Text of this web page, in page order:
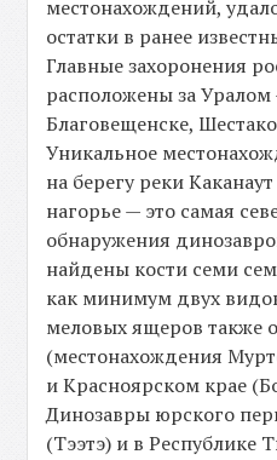
местонахождений,
остатки в ранее
Главные захоронения
расположены за
Благовещенске,
Уникальное
на берегу реки
нагорье — это самая
обнаружения
найдены кости семи
как минимум двух
меловых ящеров также
(местонахождения
и Красноярском крае
Динозавры юрского
(Тээтэ) и в Республике